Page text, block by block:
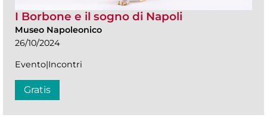
I Borbone e il sogno di Napoli
Museo Napoleonico
26/10/2024
Evento|Incontri
Gratis